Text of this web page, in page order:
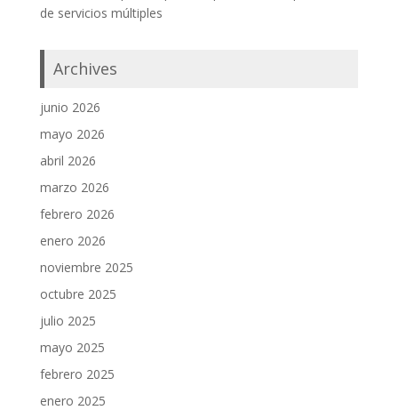
de servicios múltiples
Archives
junio 2026
mayo 2026
abril 2026
marzo 2026
febrero 2026
enero 2026
noviembre 2025
octubre 2025
julio 2025
mayo 2025
febrero 2025
enero 2025